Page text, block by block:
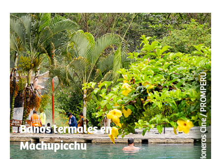
Baños termales en
Machupicchu